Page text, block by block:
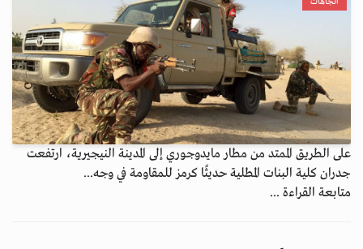
على الطريق الممتد من مطار مايدوجوري إلى المدينة النيجيرية، ارتفعت
جدران كلية البنات المطلية حديثًا كرمز للمقاومة في وجه...
متابعة القراءة ...